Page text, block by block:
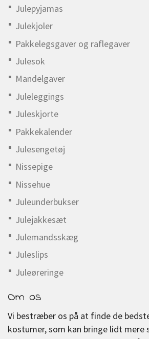
Julepyjamas
Julekjoler
Pakkelegsgaver og raflegaver
Julesok
Mandelgaver
Juleleggings
Juleskjorte
Pakkekalender
Julesengetøj
Nissepige
Nissehue
Juleunderbukser
Julejakkesæt
Julemandsskæg
Juleslips
Juleøreringe
Om os
Vi bestræber os på at finde de
kostumer, som kan bringe lidt mere